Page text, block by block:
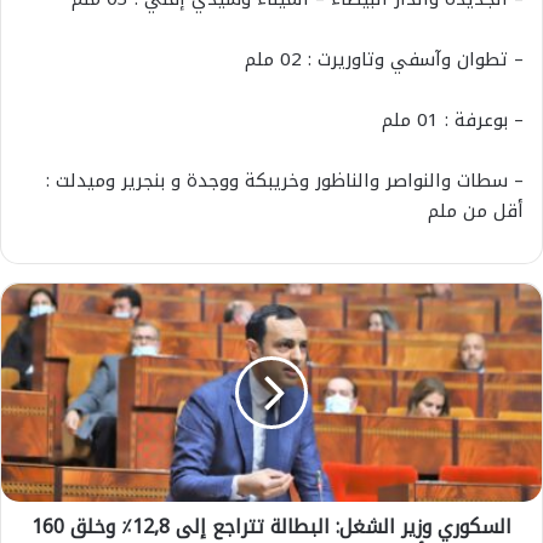
– تطوان وآسفي وتاوريرت : 02 ملم
– بوعرفة : 01 ملم
– سطات والنواصر والناظور وخريبكة ووجدة و بنجرير وميدلت :
أقل من ملم
ا
ل
س
ك
و
ر
ي
و
ز
السكوري وزير الشغل: البطالة تتراجع إلى 12,8٪ وخلق 160